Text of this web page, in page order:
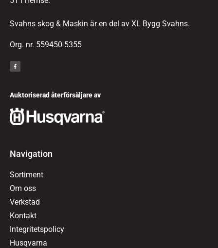
Svahns skog & Maskin är en del av XL Bygg Svahns.
Org. nr. 559450-5355
Auktoriserad återförsäljare av
Navigation
Sortiment
Om oss
Verkstad
Kontakt
Integritetspolicy
Husqvarna